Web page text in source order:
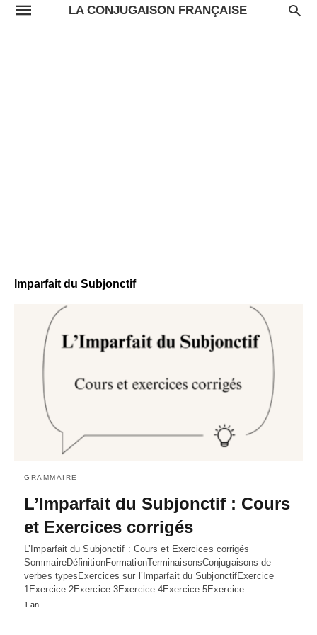
LA CONJUGAISON FRANÇAISE
Imparfait du Subjonctif
GRAMMAIRE
L’Imparfait du Subjonctif : Cours
et Exercices corrigés
L’Imparfait du Subjonctif : Cours et Exercices corrigés
SommaireDéfinitionFormationTerminaisonsConjugaisons de
verbes typesExercices sur l’Imparfait du SubjonctifExercice
1Exercice 2Exercice 3Exercice 4Exercice 5Exercice…
1 an